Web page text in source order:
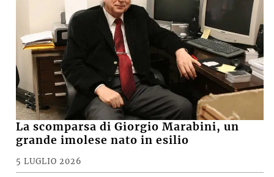
La scomparsa di Giorgio Marabini, un
grande imolese nato in esilio
5 LUGLIO 2026